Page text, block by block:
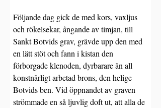
Följande dag gick de med kors, vaxljus
och rökelsekar, ångande av timjan, till
Sankt Botvids grav, grävde upp den med
en lätt stöt och fann i kistan den
förborgade klenoden, dyrbarare än all
konstnärligt arbetad brons, den helige
Botvids ben. Vid öppnandet av graven
strömmade en så ljuvlig doft ut, att alla de